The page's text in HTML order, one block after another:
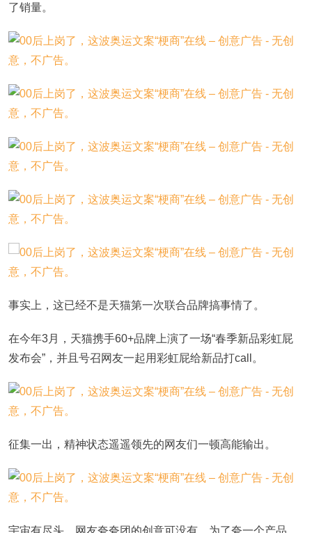
了销量。
事实上，这已经不是天猫第一次联合品牌搞事情了。
在今年3月，天猫携手60+品牌上演了一场“春季新品彩虹屁
发布会”，并且号召网友一起用彩虹屁给新品打call。
征集一出，精神状态遥遥领先的网友们一顿高能输出。
宇宙有尽头，网友夸夸团的创意可没有，为了夸一个产品，